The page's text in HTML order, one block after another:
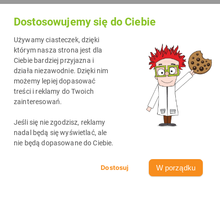
Dostosowujemy się do Ciebie
Używamy ciasteczek, dzięki
którym nasza strona jest dla
Ciebie bardziej przyjazna i
działa niezawodnie. Dzięki nim
możemy lepiej dopasować
treści i reklamy do Twoich
zainteresowań.
Jeśli się nie zgodzisz, reklamy
nadal będą się wyświetlać, ale
nie będą dopasowane do Ciebie.
W porządku
zabawę, mam dla Ciebie coś specjalnego! Przedstawiam naszą
wydrukowania i samodzielnego wykonania. Gra planszowa DIY, to
doskonała okazja, by połączyć naukę z zabawą i spędzić
niezapomniane chwile z dziećmi.